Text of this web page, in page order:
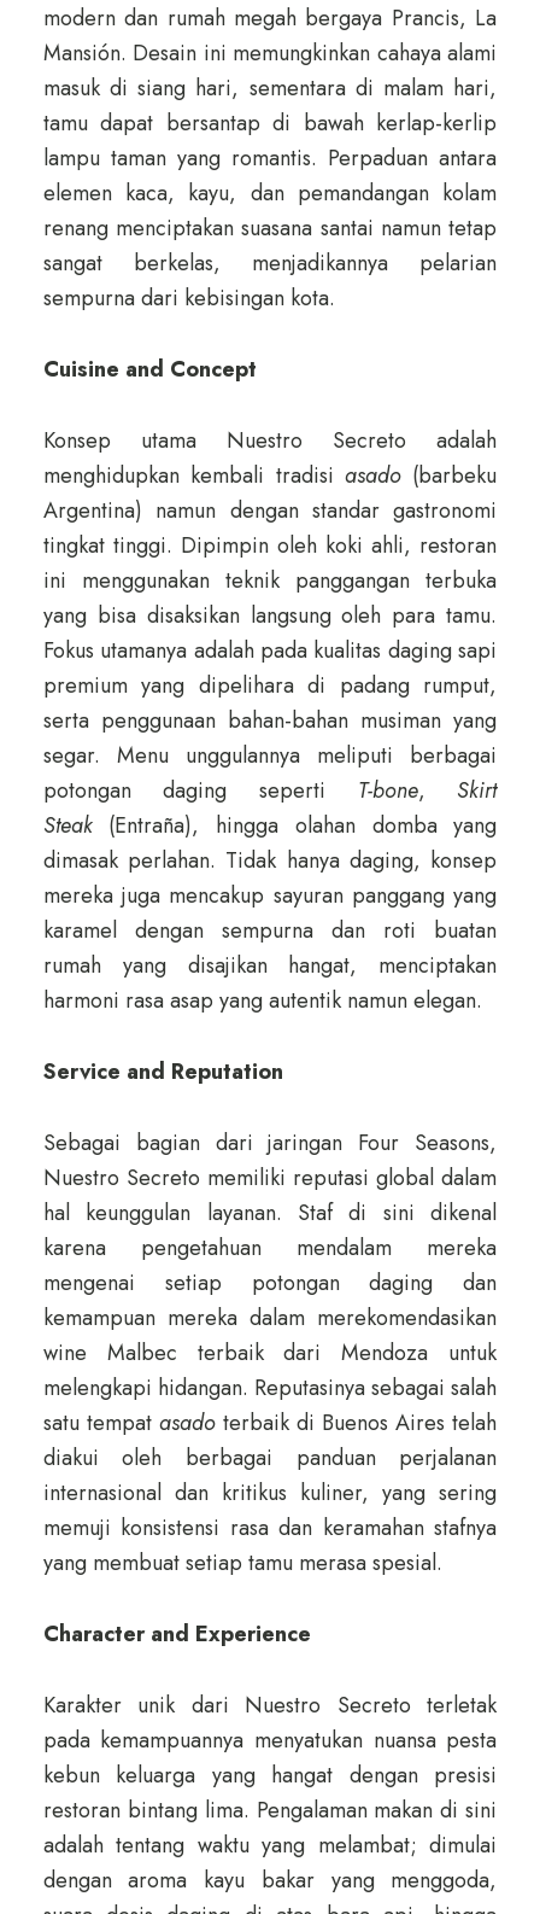
modern dan rumah megah bergaya Prancis, La
Mansión. Desain ini memungkinkan cahaya alami
masuk di siang hari, sementara di malam hari,
tamu dapat bersantap di bawah kerlap-kerlip
lampu taman yang romantis. Perpaduan antara
elemen kaca, kayu, dan pemandangan kolam
renang menciptakan suasana santai namun tetap
sangat berkelas, menjadikannya pelarian
sempurna dari kebisingan kota.
Cuisine and Concept
Konsep utama Nuestro Secreto adalah
menghidupkan kembali tradisi asado(barbeku
Argentina) namun dengan standar gastronomi
tingkat tinggi. Dipimpin oleh koki ahli, restoran
ini menggunakan teknik panggangan terbuka
yang bisa disaksikan langsung oleh para tamu.
Fokus utamanya adalah pada kualitas daging sapi
premium yang dipelihara di padang rumput,
serta penggunaan bahan-bahan musiman yang
segar. Menu unggulannya meliputi berbagai
potongan daging seperti T-bone, Skirt
Steak(Entraña), hingga olahan domba yang
dimasak perlahan. Tidak hanya daging, konsep
mereka juga mencakup sayuran panggang yang
karamel dengan sempurna dan roti buatan
rumah yang disajikan hangat, menciptakan
harmoni rasa asap yang autentik namun elegan.
Service and Reputation
Sebagai bagian dari jaringan Four Seasons,
Nuestro Secreto memiliki reputasi global dalam
hal keunggulan layanan. Staf di sini dikenal
karena pengetahuan mendalam mereka
mengenai setiap potongan daging dan
kemampuan mereka dalam merekomendasikan
wine Malbec terbaik dari Mendoza untuk
melengkapi hidangan. Reputasinya sebagai salah
satu tempat asadoterbaik di Buenos Aires telah
diakui oleh berbagai panduan perjalanan
internasional dan kritikus kuliner, yang sering
memuji konsistensi rasa dan keramahan stafnya
yang membuat setiap tamu merasa spesial.
Character and Experience
Karakter unik dari Nuestro Secreto terletak
pada kemampuannya menyatukan nuansa pesta
kebun keluarga yang hangat dengan presisi
restoran bintang lima. Pengalaman makan di sini
adalah tentang waktu yang melambat; dimulai
dengan aroma kayu bakar yang menggoda,